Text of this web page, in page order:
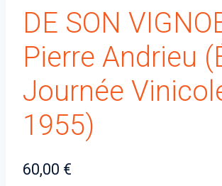
DE SON
Pierre Andrieu
Journée
1955)
60,00 €